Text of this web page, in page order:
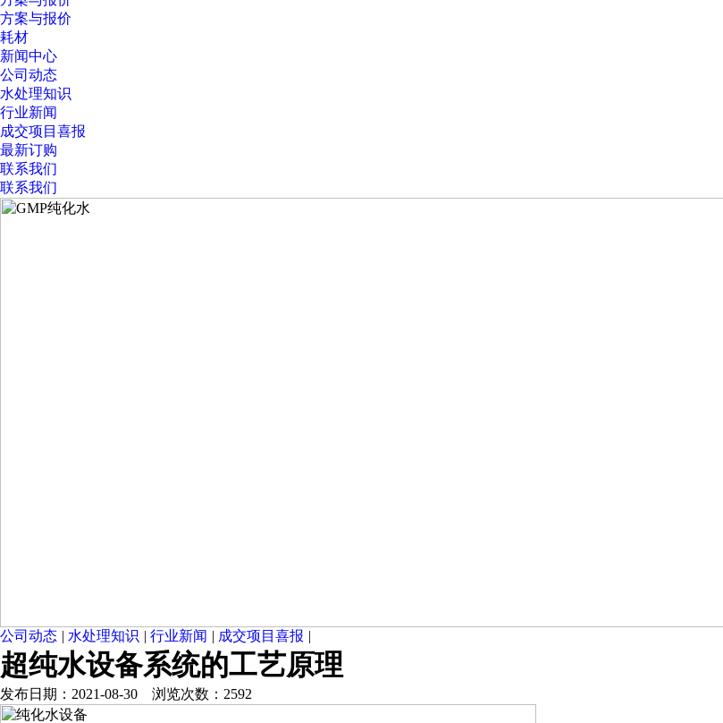
方案与报价
耗材
新闻中心
公司动态
水处理知识
行业新闻
成交项目喜报
最新订购
联系我们
联系我们
公司动态 | 水处理知识 | 行业新闻 | 成交项目喜报 |
超纯水设备系统的工艺原理
发布日期：2021-08-30 浏览次数：2592